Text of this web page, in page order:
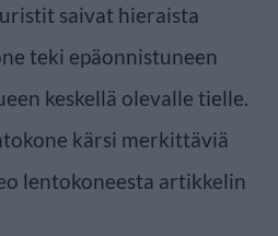
saivat hieraista
teki epäonnistuneen
keskellä olevalle tielle.
kärsi merkittäviä
lentokoneesta artikkelin